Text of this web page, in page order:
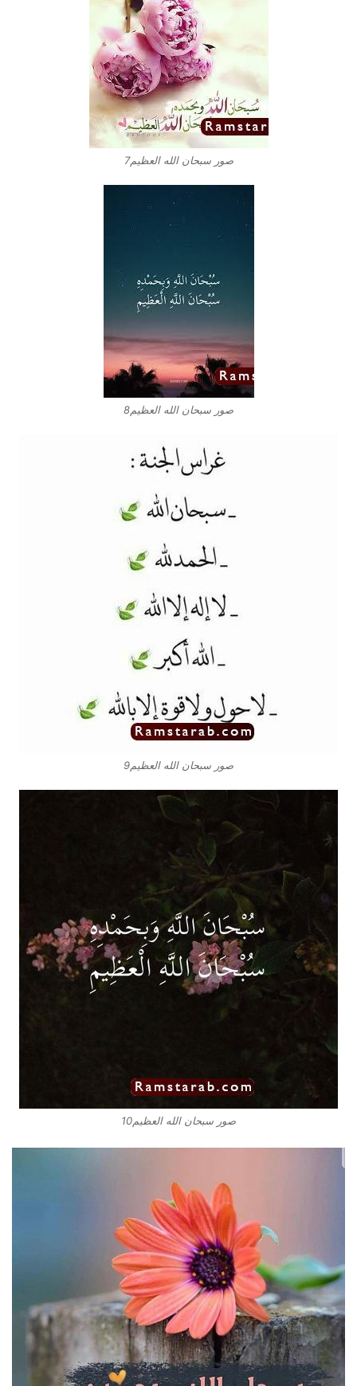
صور سبحان الله العظيم7
صور سبحان الله العظيم8
صور سبحان الله العظيم9
صور سبحان الله العظيم10